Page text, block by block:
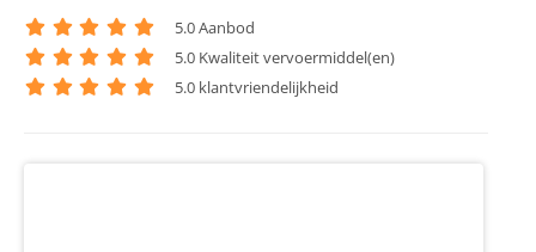
5.0 Aanbod
5.0 Kwaliteit vervoermiddel(en)
5.0 klantvriendelijkheid